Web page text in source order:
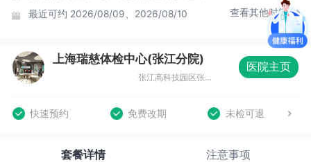
最近可约 2026/08/09、2026/08/10 查看其他时间
上海瑞慈体检中心(张江分院)
张江高科技园区张东路1388号15号楼
医院主页
快速预约 免费改期 未检可退
套餐详情 注意事项